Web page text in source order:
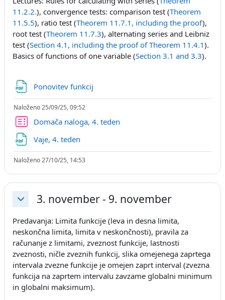
11.2.2.), convergence tests: comparison test (Theorem
11.5.5), ratio test (Theorem 11.7.1, including the proof),
root test (Theorem 11.7.3), alternating series and Leibniz
test (Section 4.1, including the proof of Theorem 11.4.1).
Basics of functions of one variable (Section 3.1 and 3.3).
Ponovitev funkcij
Naloženo 25/09/25, 09:52
Domača naloga, 4. tedenKviz
Vaje, 4. teden
Naloženo 27/10/25, 14:53
Skrči 3. november - 9. november
Predavanja: Limita funkcije (leva in desna limita,
neskončna limita, limita v neskončnosti), pravila za
računanje z limitami, zveznost funkcije, lastnosti
zveznosti, ničle zveznih funkcij, slika omejenega zaprtega
intervala zvezne funkcije je omejen zaprt interval (zvezna
funkcija na zaprtem intervalu zavzame globalni minimum
in globalni maksimum).